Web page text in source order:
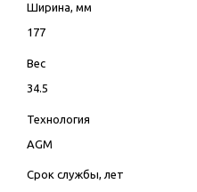
Ширина, мм
177
Вес
34.5
Технология
AGM
Срок службы, лет